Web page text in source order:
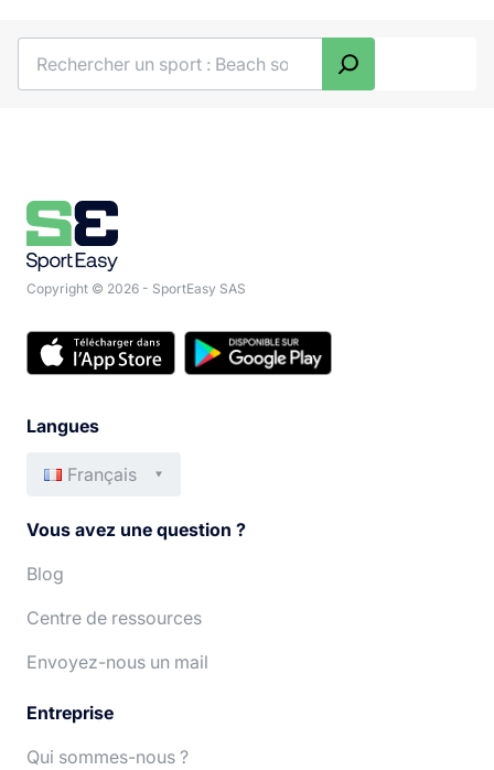
Copyright © 2026 - SportEasy SAS
Langues
Français
Deutsch
Italiano
Vous avez une question ?
Blog
Centre de ressources
Envoyez-nous un mail
Entreprise
Qui sommes-nous ?